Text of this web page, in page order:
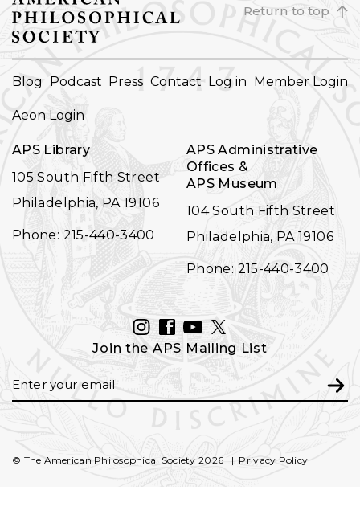
Return to top
FOOTER
Blog Podcast Press Contact Log in Member Login
Aeon Login
APS Library
105 South Fifth Street
Philadelphia, PA 19106
Phone: 215-440-3400
APS Administrative
Offices &
APS Museum
104 South Fifth Street
Philadelphia, PA 19106
Phone: 215-440-3400
INSTAGRAM
FACEBOOK
YOUTUBE
TWITTER
Join the APS Mailing List
© The American Philosophical Society 2026 Privacy Policy